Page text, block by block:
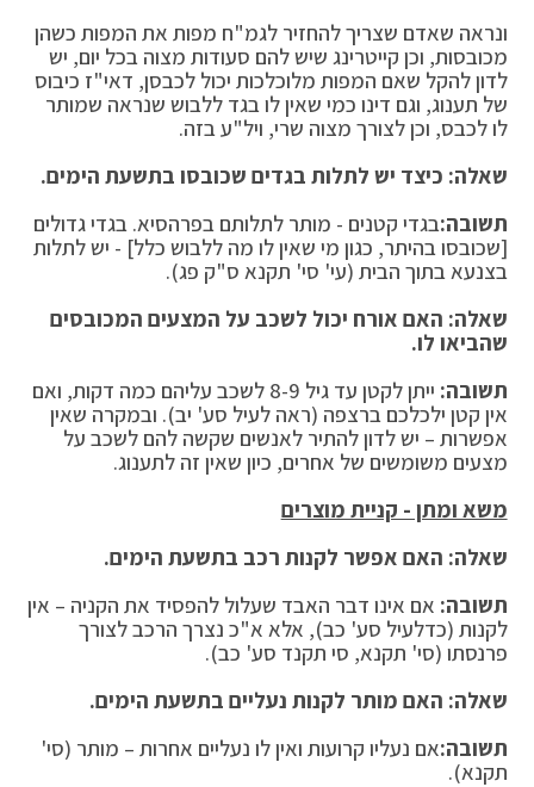
ונראה שאדם שצריך להחזיר לגמ"ח מפות את המפות כשהן
מכובסות, וכן קייטרינג שיש להם סעודות מצוה בכל יום, יש
לדון להקל שאם המפות מלוכלכות יכול לכבסן, דאי"ז כיבוס
של תענוג, וגם דינו כמי שאין לו בגד ללבוש שנראה שמותר
לו לכבס, וכן לצורך מצוה שרי, ויל"ע בזה.
שאלה: כיצד יש לתלות בגדים שכובסו בתשעת הימים.
תשובה:בגדי קטנים - מותר לתלותם בפרהסיא. בגדי גדולים
[שכובסו בהיתר, כגון מי שאין לו מה ללבוש כלל] - יש לתלות
בצנעא בתוך הבית (עי' סי' תקנא ס"ק פג).
שאלה: האם אורח יכול לשכב על המצעים המכובסים
שהביאו לו.
תשובה:
ייתן לקטן עד גיל 8-9 לשכב עליהם כמה דקות, ואם
אין קטן ילכלכם ברצפה (ראה לעיל סע' יב). ובמקרה שאין
אפשרות – יש לדון להתיר לאנשים שקשה להם לשכב על
מצעים משומשים של אחרים, כיון שאין זה לתענוג.
משא ומתן - קניית מוצרים
שאלה: האם אפשר לקנות רכב בתשעת הימים.
תשובה: אם אינו דבר האבד שעלול להפסיד את הקניה – אין
לקנות (כדלעיל סע' כב), אלא א"כ נצרך הרכב לצורך
פרנסתו (סי' תקנא, סי תקנד סע' כב).
שאלה: האם מותר לקנות נעליים בתשעת הימים.
תשובה:אם נעליו קרועות ואין לו נעליים אחרות – מותר (סי'
תקנא).